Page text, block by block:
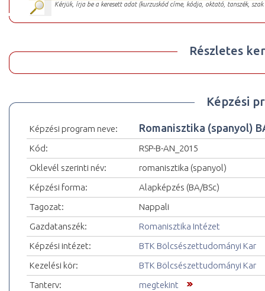
Kérjük, írja be a keresett adat (kurzuskód címe, kódja, oktató, tanszék,
Részletes
Képzési
Képzési program neve: Romanisztika (spanyol)
Kód:
RSP-B-AN_2015
Oklevél szerinti név:
romanisztika (spanyol)
Képzési forma:
Alapképzés (BA/BSc)
Tagozat:
Nappali
Gazdatanszék:
Romanisztika Intézet
Képzési intézet:
BTK Bölcsészettudományi Kar
Kezelési kör:
BTK Bölcsészettudományi Kar
Tanterv:
megtekint